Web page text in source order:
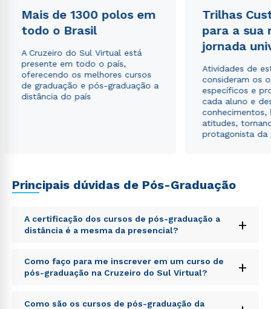
Mais de 1300 polos em
todo o Brasil
A Cruzeiro do Sul Virtual está
presente em todo o país,
oferecendo os melhores cursos
de graduação e pós-graduação a
distância do país
Trilhas
para a sua
jornada
Atividades de
consideram os
específicos e
cada aluno e
conhecimentos,
atitudes,
protagonista da
Principais dúvidas de Pós-Graduação
A certificação dos cursos de pós-graduação a
distância é a mesma da presencial?
+
Sed ut perspiciatis unde omnis iste natus error sit
voluptatem accusantium doloremque laudantium,
totam rem aperiam, eaque ipsa quae ab illo inventore
explicabo. Nemo enim ipsam voluptatem quia
Como faço para me inscrever em um curso de
pós-graduação na Cruzeiro do Sul Virtual?
+
Sed ut perspiciatis unde omnis iste natus error sit
Como são os cursos de pós-graduação da